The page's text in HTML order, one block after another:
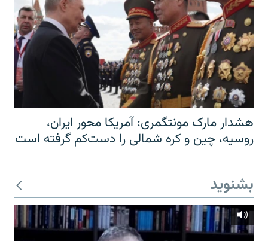
هشدار مارک مونتگمری: آمریکا محور ایران،
روسیه، چین و کره شمالی را دست‌کم گرفته است
بشنوید